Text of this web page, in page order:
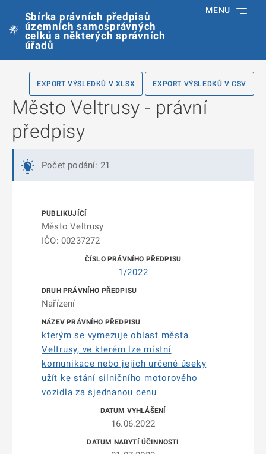
Sbírka právních předpisů
územních samosprávných
celků a některých správních
úřadů
MENU
EXPORT VÝSLEDKŮ V XLSX EXPORT VÝSLEDKŮ V CSV
Město Veltrusy - právní
předpisy
Počet podání: 21
Město Veltrusy
IČO: 00237272
1/2022
Nařízení
kterým se vymezuje oblast města
Veltrusy, ve kterém lze místní
komunikace nebo jejich určené úseky
užít ke stání silničního motorového
vozidla za sjednanou cenu
16.06.2022